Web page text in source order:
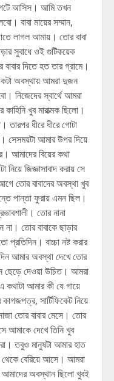
আসিস। আমি তখন
বাবা মায়ের সম্মান,
লাগল আমায়। তোর বাবা
সুবাধে ওই গুটিকয়েক
দিতে হত তার গ্রামে।
অবস্থায় আমরা দুজন
নিজেদের স্বার্থে আমরা
খুব মারাত্মক ছিলো।
তারপর ধীরে ধীরে গোটা
সেসময়টা আমার উপর দিয়ে
আমাদের বিয়ের কথা
জিজ্ঞাসাবাদ করায় সে
তোর বাবাদের অবস্থা খুব
পান্তা ফুরায় এমন ছিল।
তোর নানা
তোর বাবাকে ছাড়ার
বাচ্চা নষ্ট করার
আমার অবস্থা দেখে তোর
ছেড়ে দেওয়া উচিত। আমরা
আমার কী যে গায়ে
সার্টিফিকেট নিয়ে
তোর বাবার মেসে। তোর
আমাকে দেখে তিনি খুব
তবুও মানুষটা আমার হাত
বেরিয়ে আসে। আমরা
অবস্থান ছিলো খুবই